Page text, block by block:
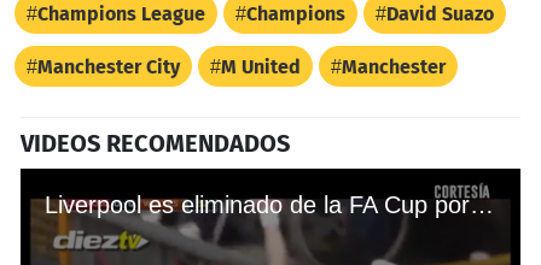
Champions League Champions David Suazo
Manchester City M United Manchester
VIDEOS RECOMENDADOS
Liverpool es eliminado de la FA Cup por el Wolverhampton